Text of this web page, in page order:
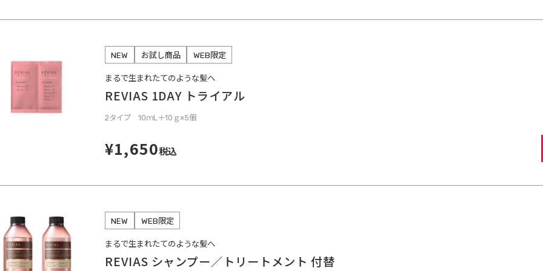
NEW お試し商品 WEB限定
まるで生まれたてのような髪へ
REVIAS 1DAY トライアル
2タイプ 10ｍL＋10ｇ×5個
¥1,650税込
NEW WEB限定
まるで生まれたてのような髪へ
REVIAS シャンプー／トリートメント 付替